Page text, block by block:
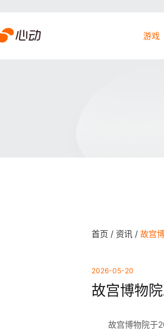
游戏
首页 / 资讯 / 故宫
2026-05-20
故宫博物
故宫博物院于